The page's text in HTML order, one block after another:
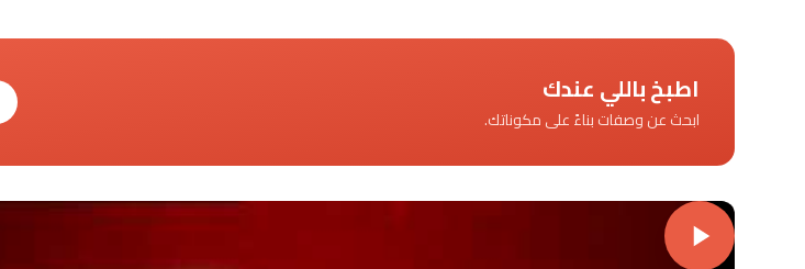
اطبخ باللي عندك
ابحث عن وصفات بناءً على مكوناتك.